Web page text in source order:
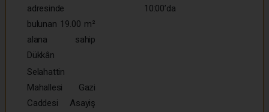
adresinde
bulunan 19.00 m²
alana sahip
Dükkân
10:00’da
Selahattin
Mahallesi Gazi
Caddesi Asayiş